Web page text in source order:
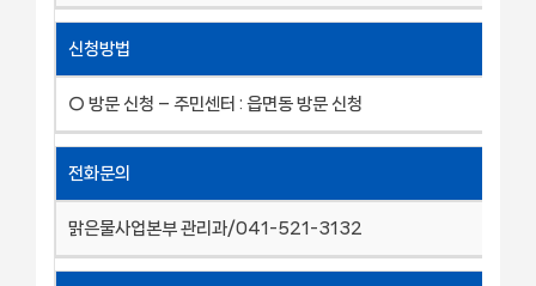
신청방법
○ 방문 신청 – 주민센터 : 읍면동 방문 신청
전화문의
맑은물사업본부 관리과/041-521-3132